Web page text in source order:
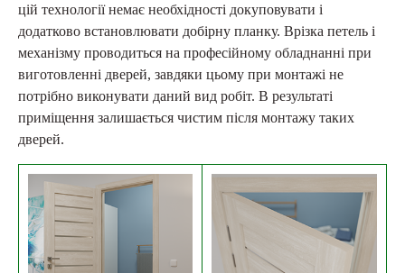
цій технології немає необхідності докуповувати і
додатково встановлювати добірну планку. Врізка петель і
механізму проводиться на професійному обладнанні при
виготовленні дверей, завдяки цьому при монтажі не
потрібно виконувати даний вид робіт. В результаті
приміщення залишається чистим після монтажу таких
дверей.